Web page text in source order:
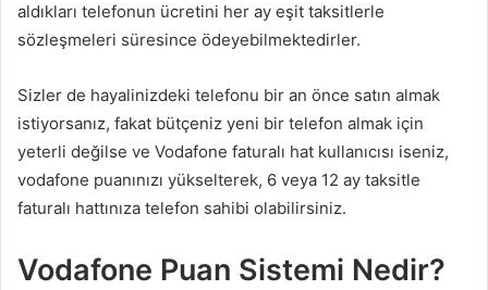
aldıkları telefonun ücretini her ay eşit taksitlerle
sözleşmeleri süresince ödeyebilmektedirler.
Sizler de hayalinizdeki telefonu bir an önce satın almak
istiyorsanız, fakat bütçeniz yeni bir telefon almak için
yeterli değilse ve Vodafone faturalı hat kullanıcısı iseniz,
vodafone puanınızı yükselterek, 6 veya 12 ay taksitle
faturalı hattınıza telefon sahibi olabilirsiniz.
Vodafone Puan Sistemi Nedir?